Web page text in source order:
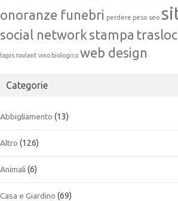
onoranze funebri perdere peso seo
social network stampa
tapis roulant vino biologico web design
Categorie
Abbigliamento (13)
Altro (126)
Animali (6)
Casa e Giardino (69)